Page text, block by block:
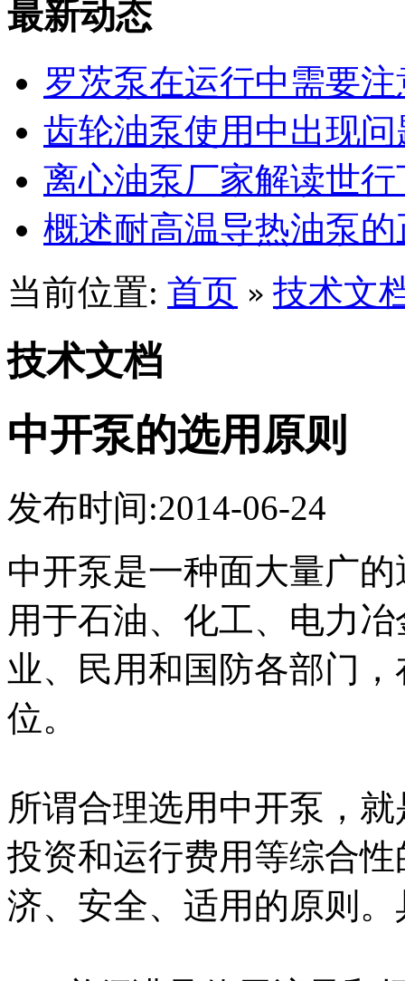
最新动态
罗茨泵在运行中需要
齿轮油泵使用中出现
离心油泵厂家解读世
概述耐高温导热油泵
当前位置: 首页 » 技术文
技术文档
中开泵的选用原则
发布时间:2014-06-24
中开泵是一种面大量广
用于石油、化工、电力
业、民用和国防各部门
位。
所谓合理选用中开泵，
投资和运行费用等综合
济、安全、适用的原则